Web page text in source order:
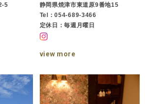
5
静岡県焼津市東道原9番地15
Tel：054-689-3466
定休日：毎週月曜日
view more